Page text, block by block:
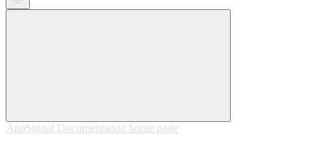
AppSignal Documentation home page